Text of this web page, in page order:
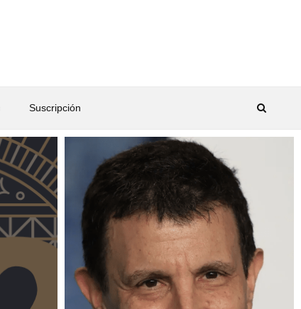
Suscripción